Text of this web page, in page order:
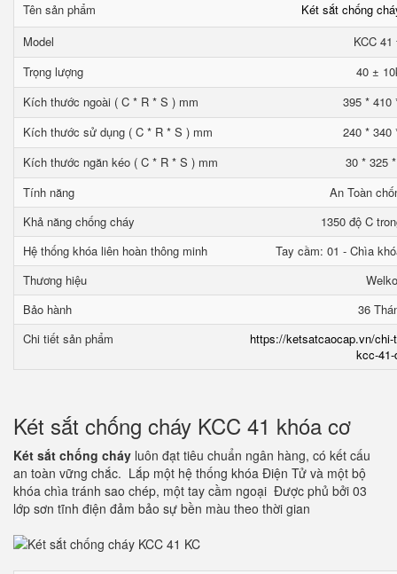
Tên sản phẩm
Két sắt chống
Model
KCC
Trọng lượng
40 ±
Kích thước ngoài ( C * R * S ) mm
395 * 410
Kích thước sử dụng ( C * R * S ) mm
240 * 340
Kích thước ngăn kéo ( C * R * S ) mm
30 * 325
Tính năng
An Toàn
Khả năng chống cháy
1350 độ C
Hệ thống khóa liên hoàn thông minh
Tay cầm: 01 - Chìa
Thương hiệu
Welko
Bảo hành
36
Chi tiết sản phẩm
https://ketsatcaocap.vn/
kcc-
Két sắt chống cháy KCC 41 khóa cơ
Két sắt chống cháy luôn đạt tiêu chuẩn ngân hàng, có kết cấu
an toàn vững chắc. Lắp một hệ thống khóa Điện Tử và một bộ
khóa chìa tránh sao chép, một tay cầm ngoại Được phủ bởi 03
lớp sơn tĩnh điện đảm bảo sự bền màu theo thời gian